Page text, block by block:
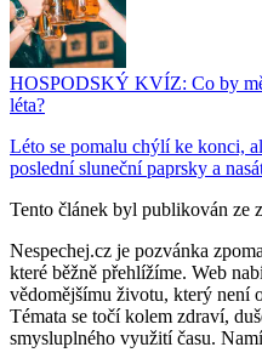
HOSPODSKÝ KVÍZ: Co by
léta?
Léto se pomalu chýlí ke konci,
poslední sluneční paprsky a
Tento článek byl publikován ze
Nespechej.cz je pozvánka
které běžně přehlížíme. Web
vědomějšímu životu, který není
Témata se točí kolem zdraví,
smysluplného využití času.